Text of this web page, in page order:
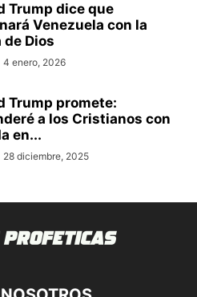
Trump dice que
Venezuela con la
de Dios
4 enero, 2026
Trump promete:
a los Cristianos con
en...
28 diciembre, 2025